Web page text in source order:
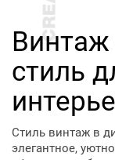
стиль
Стиль винтаж в
элегантное,